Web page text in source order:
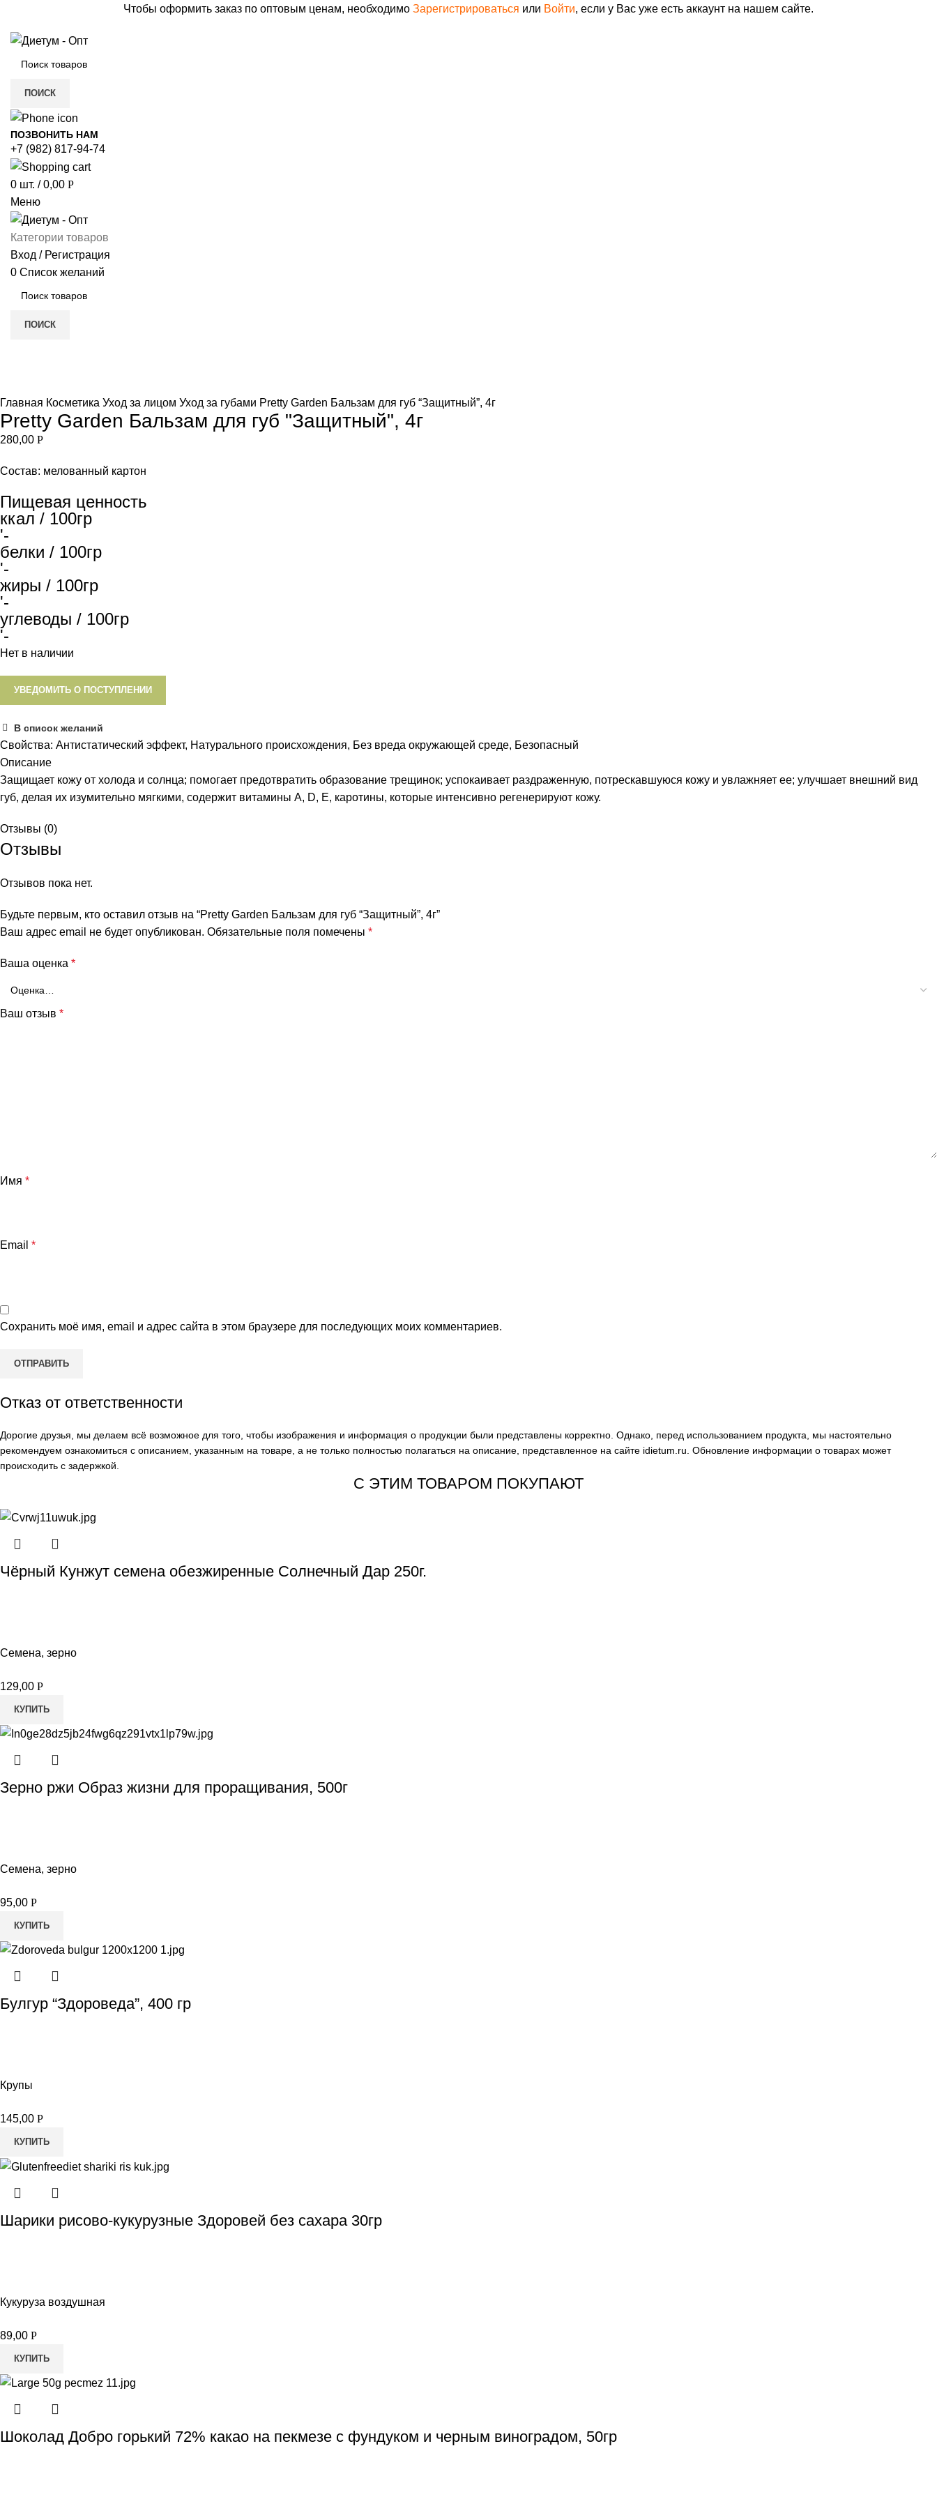
Чтобы оформить заказ по оптовым ценам, необходимо Зарегистрироваться или Войти, если у Вас уже есть аккаунт на нашем сайте.
ПОИСК
ПОЗВОНИТЬ НАМ
+7 (982) 817-94-74
0 шт. / 0,00 Р
Меню
Категории товаров
Вход / Регистрация
0 Список желаний
ПОИСК
Главная Косметика Уход за лицом Уход за губами Pretty Garden Бальзам для губ “Защитный”, 4г
Pretty Garden Бальзам для губ "Защитный", 4г
280,00 Р
Состав: мелованный картон
Пищевая ценность
ккал / 100гр
'-
белки / 100гр
'-
жиры / 100гр
'-
углеводы / 100гр
'-
Нет в наличии
УВЕДОМИТЬ О ПОСТУПЛЕНИИ
В список желаний
Свойства: Антистатический эффект, Натурального происхождения, Без вреда окружающей среде, Безопасный
Описание
Защищает кожу от холода и солнца; помогает предотвратить образование трещинок; успокаивает раздраженную, потрескавшуюся кожу и увлажняет ее; улучшает внешний вид
губ, делая их изумительно мягкими, содержит витамины А, D, Е, каротины, которые интенсивно регенерируют кожу.
Отзывы (0)
Отзывы
Отзывов пока нет.
Будьте первым, кто оставил отзыв на “Pretty Garden Бальзам для губ “Защитный”, 4г”
Ваш адрес email не будет опубликован. Обязательные поля помечены *
Ваша оценка *
Ваш отзыв *
Имя *
Email *
Сохранить моё имя, email и адрес сайта в этом браузере для последующих моих комментариев.
Отказ от ответственности
Дорогие друзья, мы делаем всё возможное для того, чтобы изображения и информация о продукции были представлены корректно. Однако, перед использованием продукта, мы настоятельно
рекомендуем ознакомиться с описанием, указанным на товаре, а не только полностью полагаться на описание, представленное на сайте idietum.ru . Обновление информации о товарах может
происходить с задержкой.
С ЭТИМ ТОВАРОМ ПОКУПАЮТ
Чёрный Кунжут семена обезжиренные Солнечный Дар 250г.
Семена, зерно
129,00 Р
КУПИТЬ
Зерно ржи Образ жизни для проращивания, 500г
Семена, зерно
95,00 Р
КУПИТЬ
Булгур “Здороведа”, 400 гр
Крупы
145,00 Р
КУПИТЬ
Шарики рисово-кукурузные Здоровей без сахара 30гр
Кукуруза воздушная
89,00 Р
КУПИТЬ
Шоколад Добро горький 72% какао на пекмезе с фундуком и черным виноградом, 50гр